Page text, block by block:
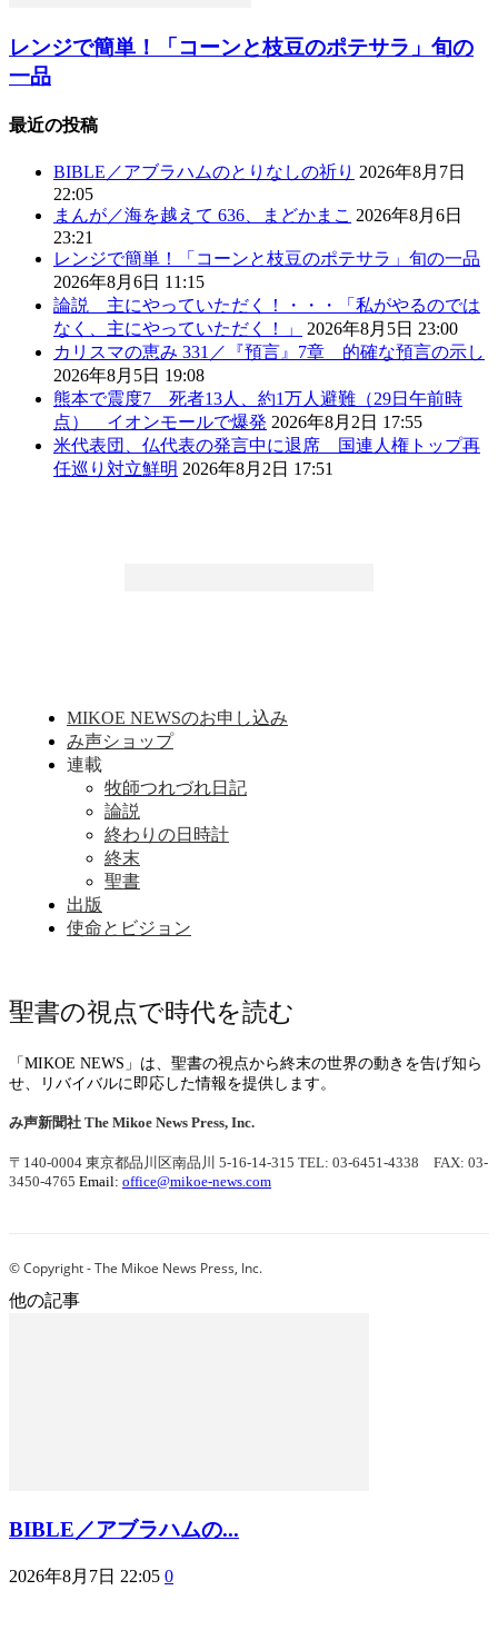
レンジで簡単！「コーンと枝豆のポテサラ」旬の
一品
最近の投稿
BIBLE／アブラハムのとりなしの祈り 2026年8月7日
22:05
まんが／海を越えて 636、まどかまこ 2026年8月6日
23:21
レンジで簡単！「コーンと枝豆のポテサラ」旬の一品
2026年8月6日 11:15
論説 主にやっていただく！・・・「私がやるのでは
なく、主にやっていただく！」
2026年8月5日 23:00
カリスマの恵み 331／『預言』7章 的確な預言の示し
2026年8月5日 19:08
熊本で震度7 死者13人、約1万人避難（29日午前時
点） イオンモールで爆発 2026年8月2日 17:55
米代表団、仏代表の発言中に退席 国連人権トップ再
任巡り対立鮮明 2026年8月2日 17:51
MIKOE NEWSのお申し込み
み声ショップ
連載
牧師つれづれ日記
論説
終わりの日時計
終末
聖書
出版
使命とビジョン
聖書の視点で時代を読む
「MIKOE NEWS」は、聖書の視点から終末の世界の動きを告げ知ら
せ、リバイバルに即応した情報を提供します。
み声新聞社 The Mikoe News Press, Inc.
〒140-0004 東京都品川区南品川 5-16-14-315 TEL: 03-6451-4338 FAX: 03-
3450-4765 Email: office@mikoe-news.com
© Copyright - The Mikoe News Press, Inc.
他の記事
BIBLE／アブラハムの...
2026年8月7日 22:05 0